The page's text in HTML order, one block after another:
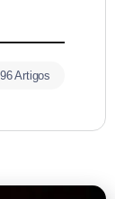
Artigos